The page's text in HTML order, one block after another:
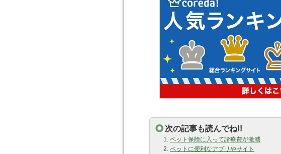
次の記事も読んでね!!
ペット保険に入って診療費が激減
ペットに便利なアプリやサイト